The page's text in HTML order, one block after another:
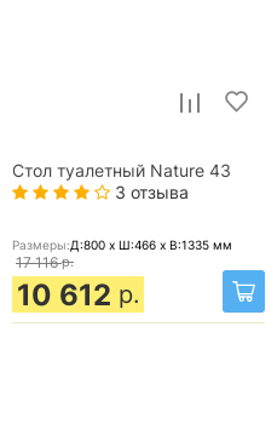
Стол туалетный Nature 43
3 отзыва
Размеры:Д:800 x Ш:466 x В:1335 мм
17 116 р.
10 612 р.